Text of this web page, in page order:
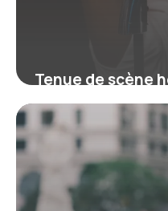
Tenue de scène
choisir le
sur scène
2 avril 2026